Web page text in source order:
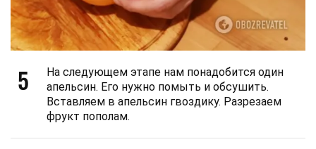
5
На следующем этапе нам понадобится один
апельсин. Его нужно помыть и обсушить.
Вставляем в апельсин гвоздику. Разрезаем
фрукт пополам.